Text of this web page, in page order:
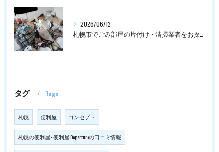
2026/06/12
タグ Tags
札幌 便利屋 コンセプト
札幌の便利屋･便利屋 Departureの口コミ情報